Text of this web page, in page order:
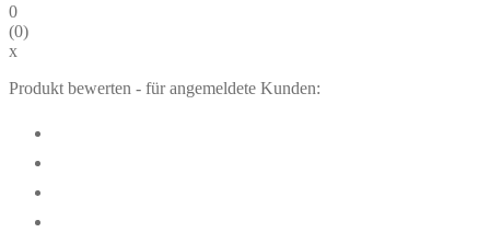
0
(0)
x
Produkt bewerten - für angemeldete Kunden: